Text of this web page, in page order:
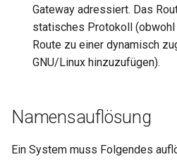
Gateway adressiert. Das
statisches Protokoll
Route zu einer dynamisch
GNU/Linux hinzuzufügen).
Namensauflösung
Ein System muss Folgendes